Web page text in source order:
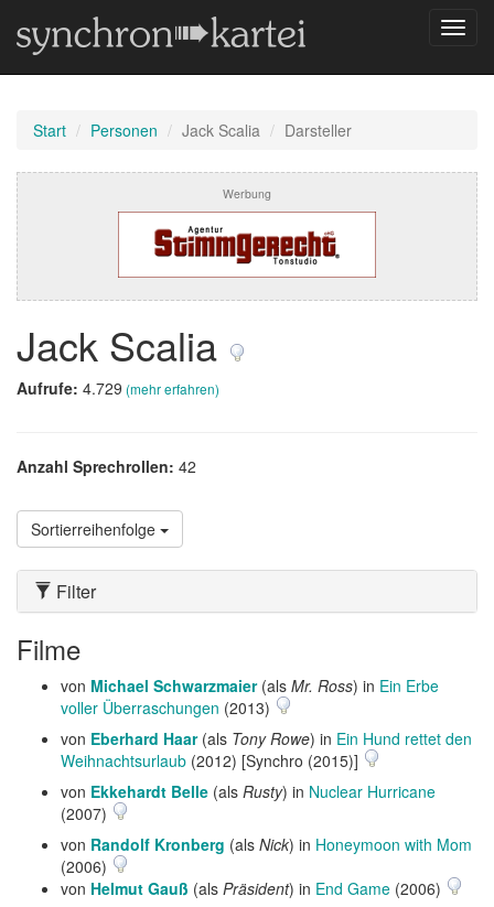
Start Personen Jack Scalia Darsteller
Werbung
Jack Scalia
Aufrufe: 4.729 (mehr erfahren)
Anzahl Sprechrollen: 42
Sortierreihenfolge
Filter
Filme
von Michael Schwarzmaier(als Mr. Ross) in Ein Erbe
voller Überraschungen (2013)
von Eberhard Haar(als Tony Rowe) in Ein Hund rettet den
Weihnachtsurlaub (2012) [Synchro (2015)]
von Ekkehardt Belle (als Rusty) in Nuclear Hurricane
(2007)
von Randolf Kronberg (als Nick) in Honeymoon with Mom
(2006)
von Helmut Gauß (als Präsident) in End Game (2006)